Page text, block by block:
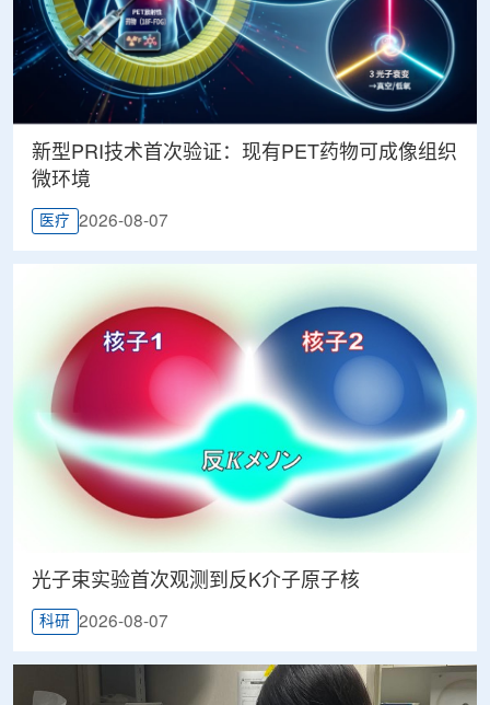
新型PRI技术首次验证：现有PET药物可成像组织
微环境
医疗 2026-08-07
光子束实验首次观测到反K介子原子核
科研 2026-08-07